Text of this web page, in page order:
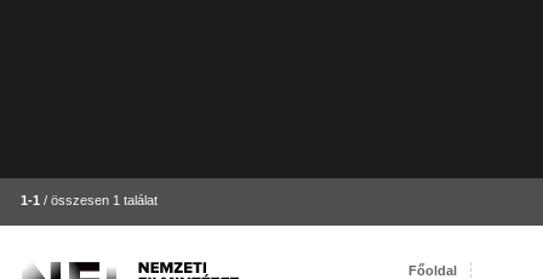
1-1 / összesen 1 találat
Főoldal